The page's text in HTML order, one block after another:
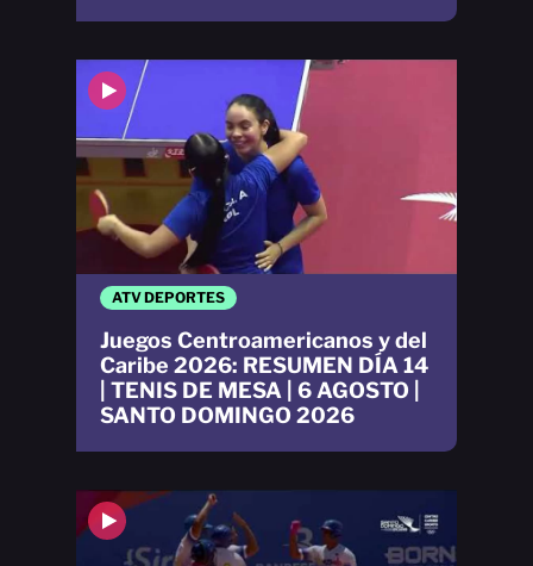
ATV DEPORTES
Juegos Centroamericanos y del
Caribe 2026: RESUMEN DÍA 14
| TENIS DE MESA | 6 AGOSTO |
SANTO DOMINGO 2026